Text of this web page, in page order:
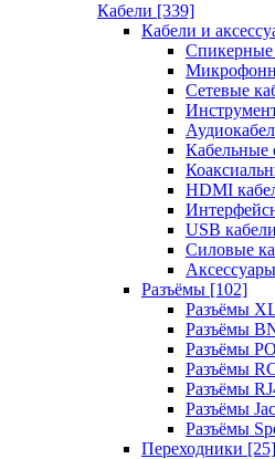
Кабели [339]
Кабели и
Спикерные
Сетевые
Кабельные
HDMI
USB
Силовые
Аксессуары
Разъёмы [102]
Разъёмы
Разъёмы
Разъёмы
Разъёмы
Разъёмы
Разъёмы
Разъёмы
Переходники [25]